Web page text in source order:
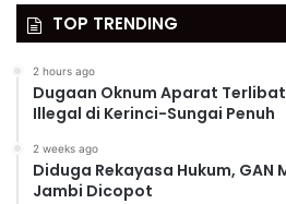
TOP TRENDING
2 hours ago
Dugaan Oknum Aparat
Illegal di Kerinci-Sungai Penuh
2 weeks ago
Diduga Rekayasa Hukum, GAN
Jambi Dicopot